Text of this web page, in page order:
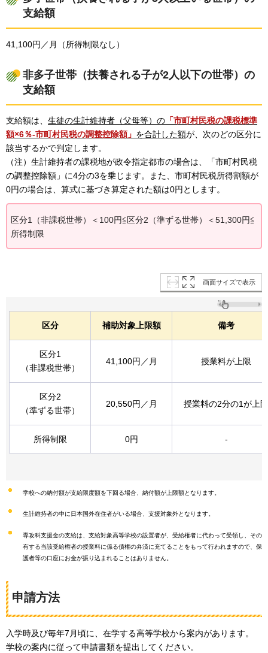
支給額
41,100円／月（所得制限なし）
非多子世帯（扶養される子が2人以下の世帯）の
支給額
支給額は、 生徒の生計維持者（父母等）の 「市町村民税の課税標準
額×6％-市町村民税の調整控除額」 を合計した額が、次のどの区分に
該当するかで判定します。
（注）生計維持者の課税地が政令指定都市の場合は、「市町村民税
の調整控除額」に4分の3を乗じます。また、市町村民税所得割額が
0円の場合は、算式に基づき算定された額は0円とします。
区分1（非課税世帯）＜100円≦区分2（準ずる世帯）＜51,300円≦
所得制限
画面サイズで表示
区分 補助対象上限額 備考
区分1
（非課税世帯）
41,100円／月 授業料が上限
区分2
（準ずる世帯）
20,550円／月 授業料の2分の1が上限
所得制限 0円 -
学校への納付額が支給限度額を下回る場合、納付額が上限額となります。
生計維持者の中に日本国外在住者がいる場合、支援対象外となります。
専攻科支援金の支給は、支給対象高等学校の設置者が、受給権者に代わって受領し、その
有する当該受給権者の授業料に係る債権の弁済に充てることをもって行われますので、保
護者等の口座にお金が振り込まれることはありません。
申請方法
入学時及び毎年7月頃に、在学する高等学校から案内があります。
学校の案内に従って申請書類を提出してください。